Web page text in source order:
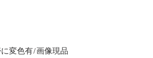
に変色有/画像現品